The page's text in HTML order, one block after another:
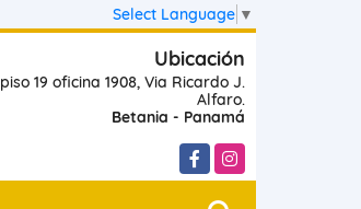
Select Language ▼
Ubicación
19 oficina 1908, Via Ricardo J.
Alfaro.
Betania - Panamá
FacebookInstagram